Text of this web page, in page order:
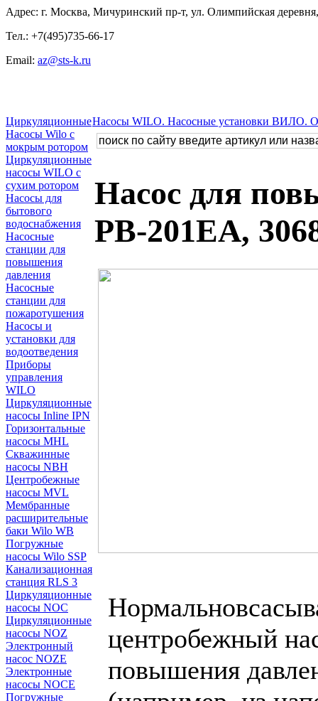
Адрес: г. Москва, Мичуринский пр-т, ул. Олимпийская
Тел.: +7(495)735-66-17
Email: az@sts-k.ru
Циркуляционные
Насосы Wilo с
мокрым ротором
Циркуляционные
насосы WILO с
сухим ротором
Насосы для
бытового
водоснабжения
Насосные
станции для
повышения
давления
Насосные
станции для
пожаротушения
Насосы и
установки для
водоотведения
Приборы
управления
WILO
Циркуляционные
насосы Inline IPN
Горизонтальные
насосы MHL
Скважинные
насосы NBH
Центробежные
насосы MVL
Мембранные
расширительные
баки Wilo WB
Погружные
насосы Wilo SSP
Канализационная
станция RLS 3
Циркуляционные
насосы NOC
Циркуляционные
насосы NOZ
Электронный
насос NOZE
Электронные
насосы NOCE
Погружные
Насосы WILO. Насосные установки ВИЛО.
Насос для
PB-201EA,
центробежный
повышения